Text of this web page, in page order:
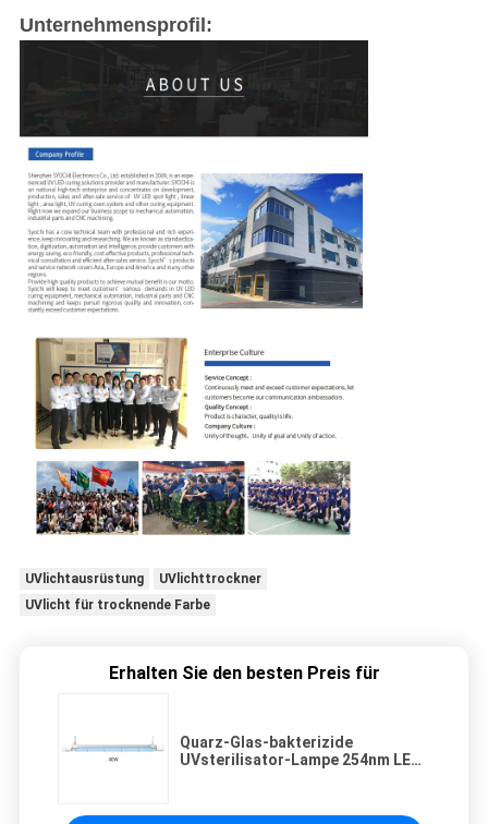
Unternehmensprofil:
UVlichtausrüstung
UVlichttrockner
UVlicht für trocknende Farbe
Erhalten Sie den besten Preis für
Quarz-Glas-bakterizide
UVsterilisator-Lampe 254nm LED